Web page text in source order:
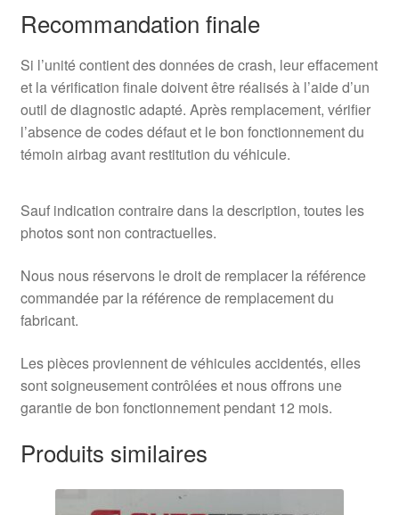
Recommandation finale
Si l’unité contient des données de crash, leur effacement
et la vérification finale doivent être réalisés à l’aide d’un
outil de diagnostic adapté. Après remplacement, vérifier
l’absence de codes défaut et le bon fonctionnement du
témoin airbag avant restitution du véhicule.
Sauf indication contraire dans la description, toutes les
photos sont non contractuelles.
Nous nous réservons le droit de remplacer la référence
commandée par la référence de remplacement du
fabricant.
Les pièces proviennent de véhicules accidentés, elles
sont soigneusement contrôlées et nous offrons une
garantie de bon fonctionnement pendant 12 mois.
Produits similaires